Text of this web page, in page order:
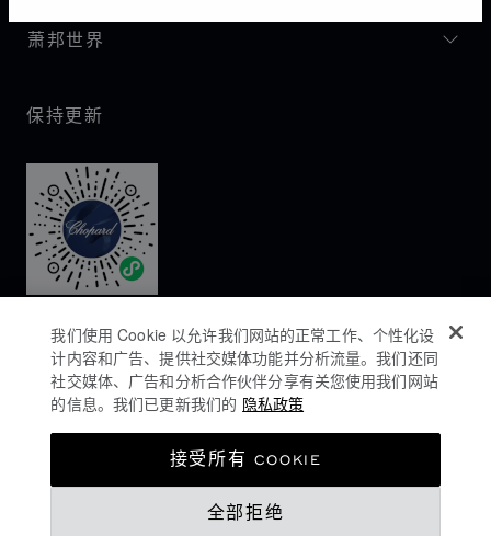
萧邦世界
保持更新
COOKIES政策
我们使用 Cookie 以允许我们网站的正常工作、个性化设
计内容和广告、提供社交媒体功能并分析流量。我们还同
社交媒体、广告和分析合作伙伴分享有关您使用我们网站
的信息。我们已更新我们的 隐私政策
全部拒绝
接受所有 COOKIE